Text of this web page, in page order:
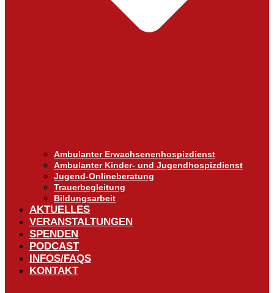
Ambulanter Erwachsenenhospizdienst
Ambulanter Kinder- und Jugendhospizdienst
Jugend-Onlineberatung
Trauerbegleitung
Bildungsarbeit
AKTUELLES
VERANSTALTUNGEN
SPENDEN
PODCAST
INFOS/FAQS
KONTAKT